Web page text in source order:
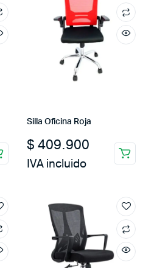
Silla Oficina Roja
$ 409.900
IVA incluido